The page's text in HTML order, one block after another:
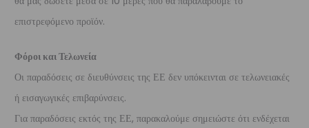
επιστρεφόμενο προϊόν.
Φόροι και Τελωνεία
Οι παραδόσεις σε διευθύνσεις της ΕΕ δεν υπόκεινται σε τελωνειακές
ή εισαγωγικές επιβαρύνσεις.
Για παραδόσεις εκτός της ΕΕ, παρακαλούμε σημειώστε ότι ενδέχεται